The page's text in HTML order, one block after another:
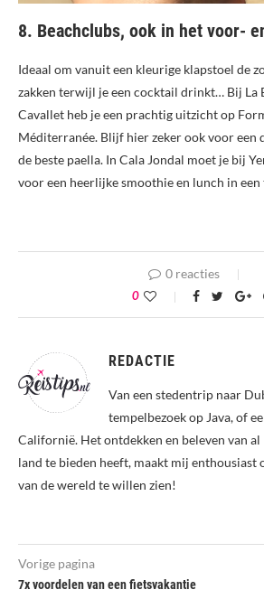
8. Beachclubs, ook in het voor-
Ideaal om vanuit een kleurige klapstoel de
zakken terwijl je een cocktail drinkt… Bij La
Cavallet heb je een prachtig uitzicht op
Méditerranée. Blijf hier zeker ook voor een
de beste paella. In Cala Jondal moet je bij
voor een heerlijke smoothie en lunch in
0 reacties
0
REDACTIE
Van een stedentrip naar
tempelbezoek op Java, of
Californië. Het ontdekken en beleven van al
land te bieden heeft, maakt mij enthousiast
van de wereld te willen zien!
Vorige pagina
7x voordelen van een fietsvakantie